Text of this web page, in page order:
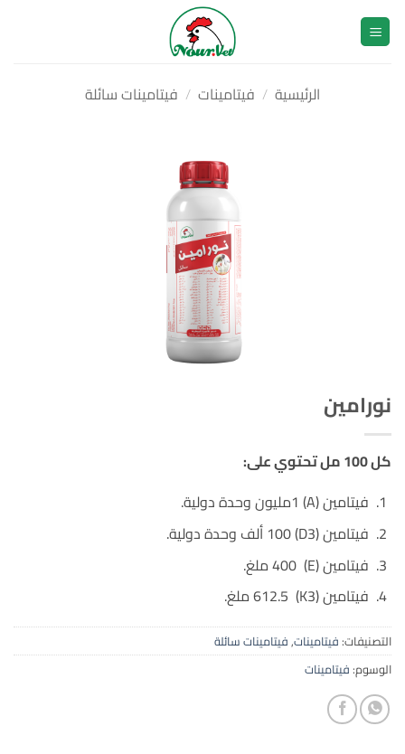
تخطي
للمحتوى
الرئيسية / فيتامينات / فيتامينات سائلة
نورامين
كل 100 مل تحتوي على:
فيتامين (A) 1مليون وحدة دولية.
فيتامين (D3) 100 ألف وحدة دولية.
فيتامين (E) 400 ملغ.
فيتامين (K3) 612.5 ملغ.
التصنيفات:فيتامينات,فيتامينات سائلة
الوسوم:فيتامينات